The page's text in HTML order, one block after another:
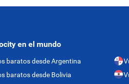
en el mundo
baratos desde Argentina
baratos desde Bolivia